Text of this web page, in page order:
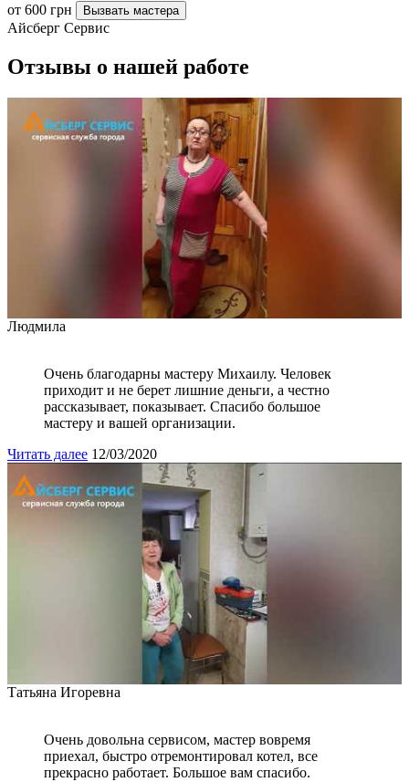
от 600 грн Вызвать мастера
Айсберг Сервис
Отзывы о нашей работе
Людмила
Очень благодарны мастеру Михаилу. Человек
приходит и не берет лишние деньги, а честно
рассказывает, показывает. Спасибо большое
мастеру и вашей организации.
Читать далее 12/03/2020
Татьяна Игоревна
Очень довольна сервисом, мастер вовремя
приехал, быстро отремонтировал котел, все
прекрасно работает. Большое вам спасибо.